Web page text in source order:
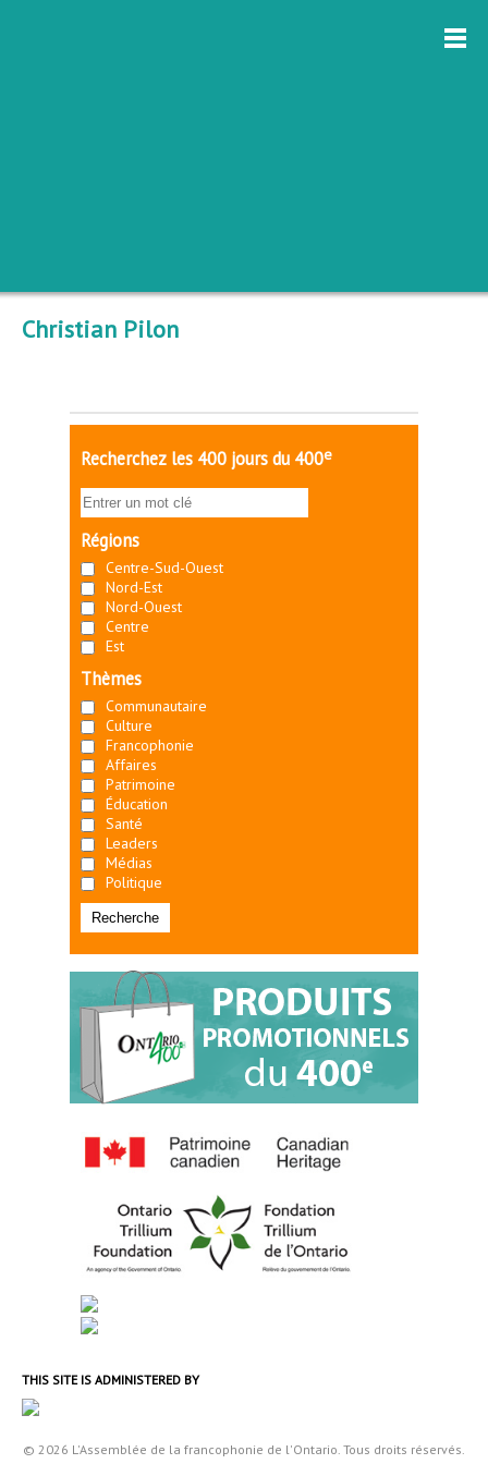
Christian Pilon
Recherchez les 400 jours du 400e
Régions
Centre-Sud-Ouest
Nord-Est
Nord-Ouest
Centre
Est
Thèmes
Communautaire
Culture
Francophonie
Affaires
Patrimoine
Éducation
Santé
Leaders
Médias
Politique
THIS SITE IS ADMINISTERED BY
© 2026 L'Assemblée de la francophonie de l'Ontario. Tous droits réservés.